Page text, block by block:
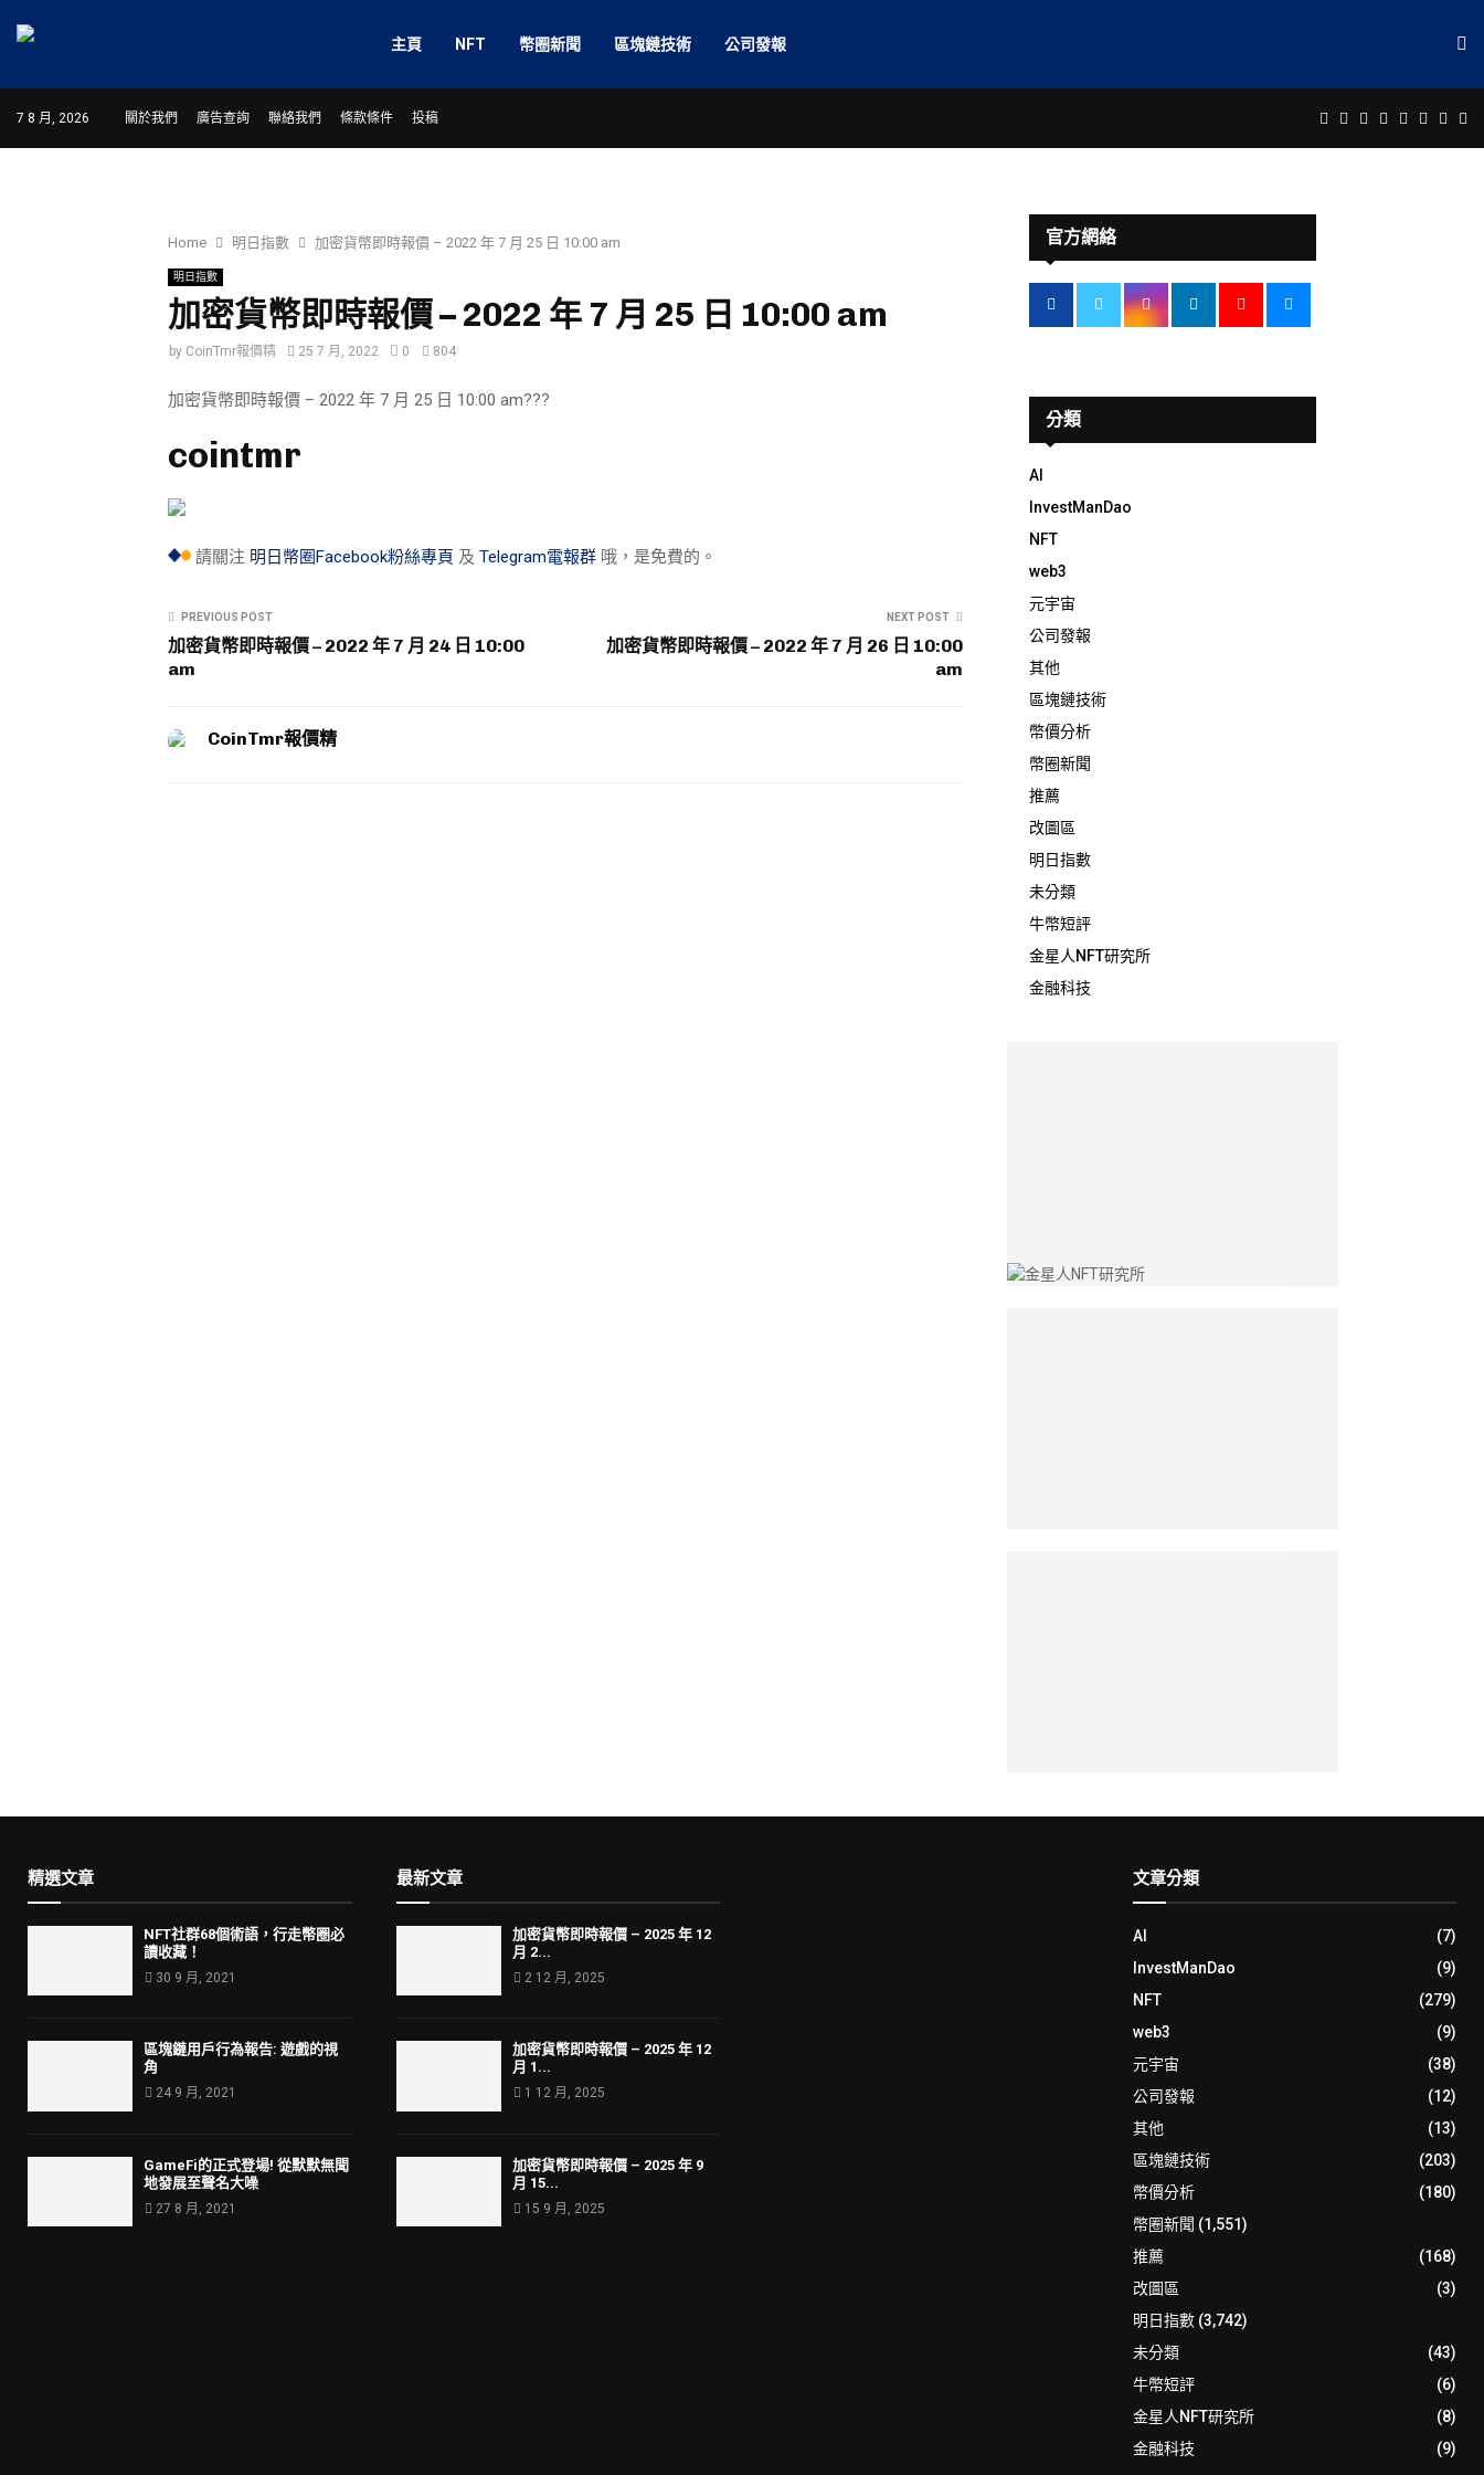
主頁 NFT 幣圈新聞 區塊鏈技術 公司發報
7 8 月, 2026 關於我們 廣告查詢 聯絡我們 條款條件 投稿 Facebook
TwitterInstagram
Linkedin
Youtube
Email
Rss
Home 明日指數 加密貨幣即時報價 – 2022 年 7 月 25 日 10:00 am
明日指數
加密貨幣即時報價 – 2022 年 7 月 25 日 10:00 am
by CoinTmr報價精 25 7 月, 2022 0 804
加密貨幣即時報價 – 2022 年 7 月 25 日 10:00 am???
cointmr
請關注 明日幣圈Facebook粉絲專頁 及 Telegram電報群 哦，是免費的。
PREVIOUS POST
加密貨幣即時報價 – 2022 年 7 月 24 日 10:00
am
NEXT POST
加密貨幣即時報價 – 2022 年 7 月 26 日 10:00
am
CoinTmr報價精
官方網絡
分類
AI
InvestManDao
NFT
web3
元宇宙
公司發報
其他
區塊鏈技術
幣價分析
幣圈新聞
推薦
改圖區
明日指數
未分類
牛幣短評
金星人NFT研究所
金融科技
精選文章
NFT社群68個術語，行走幣圈必
讀收藏！
30 9 月, 2021
區塊鏈用戶行為報告: 遊戲的視
角
24 9 月, 2021
GameFi的正式登場! 從默默無聞
地發展至聲名大噪
27 8 月, 2021
最新文章
加密貨幣即時報價 – 2025 年 12
月 2...
2 12 月, 2025
加密貨幣即時報價 – 2025 年 12
月 1...
1 12 月, 2025
加密貨幣即時報價 – 2025 年 9
月 15...
15 9 月, 2025
文章分類
AI
(7)
InvestManDao
(9)
NFT
(279)
web3
(9)
元宇宙
(38)
公司發報
(12)
其他
(13)
區塊鏈技術
(203)
幣價分析
(180)
幣圈新聞 (1,551)
推薦
(168)
改圖區
(3)
明日指數(3,742)
未分類
(43)
牛幣短評
(6)
金星人NFT研究所
(8)
金融科技
(9)